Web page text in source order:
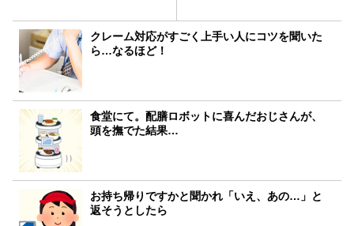
クレーム対応がすごく上手い人にコツを聞いた
ら…なるほど！
食堂にて。配膳ロボットに喜んだおじさんが、
頭を撫でた結果…
お持ち帰りですかと聞かれ「いえ、あの…」と
返そうとしたら